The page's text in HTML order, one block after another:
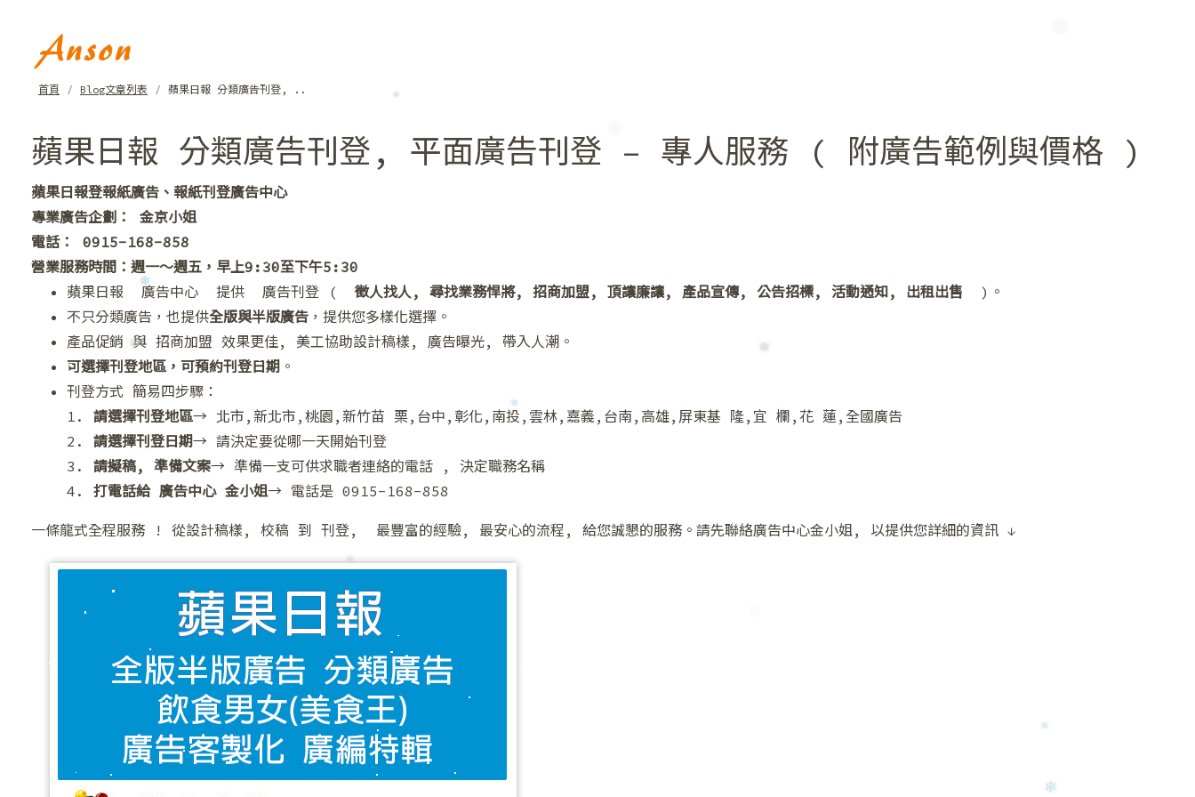
首頁 Blog文章列表 蘋果日報 分類廣告刊登, ..
蘋果日報 分類廣告刊登, 平面廣告刊登 – 專人服務 ( 附廣告範例與價格 )
蘋果日報登報紙廣告、報紙刊登廣告中心
專業廣告企劃： 金京小姐
電話： 0915-168-858
營業服務時間：週一～週五，早上9:30至下午5:30
蘋果日報 廣告中心 提供 廣告刊登 ( 徵人找人, 尋找業務悍將, 招商加盟, 頂讓廉讓, 產品宣傳, 公告招標, 活動通知, 出租出售 )。
不只分類廣告，也提供全版與半版廣告 ，提供您多樣化選擇。
產品促銷 與 招商加盟 效果更佳, 美工協助設計稿樣, 廣告曝光, 帶入人潮。
可選擇刊登地區，可預約刊登日期 。
刊登方式 簡易四步驟：
1. 請選擇刊登地區→ 北市,新北市,桃園,新竹苗 栗,台中,彰化,南投,雲林,嘉義,台南,高雄,屏東基 隆,宜 欄,花 蓮,全國廣告
2. 請選擇刊登日期→ 請決定要從哪一天開始刊登
3. 請擬稿, 準備文案→ 準備一支可供求職者連絡的電話 , 決定職務名稱
4. 打電話給 廣告中心 金小姐→ 電話是 0915-168-858
一條龍式全程服務 ! 從設計稿樣, 校稿 到 刊登, 最豐富的經驗, 最安心的流程, 給您誠懇的服務。請先聯絡廣告中心金小姐, 以提供您詳細的資訊 ↓
❄
❆
❅
❆